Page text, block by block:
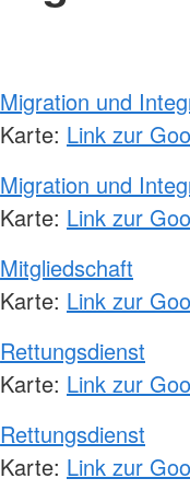
Migration und
Karte: Link zur
Migration und
Karte: Link zur
Mitgliedschaft
Karte: Link zur
Rettungsdienst
Karte: Link zur
Rettungsdienst
Karte: Link zur